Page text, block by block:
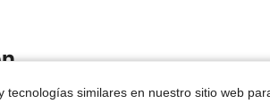
tecnologías similares en nuestro sitio web